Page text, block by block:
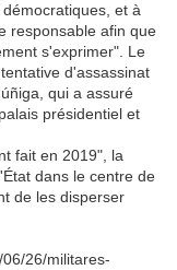
et à
responsable afin que
s'exprimer". Le
d'assassinat
qui a assuré
présidentiel et
fait en 2019", la
dans le centre de
de les disperser
26/militares-